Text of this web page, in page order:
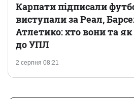
2 серпня 08:21
Карпати підписали
виступали за Реал,
Атлетико: хто вони та
до УПЛ